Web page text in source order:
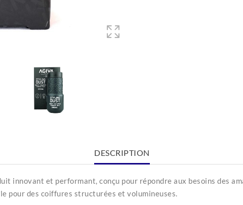
DESCRIPTION
innovant et performant, conçu pour répondre aux besoins des
pour des coiffures structurées et volumineuses.